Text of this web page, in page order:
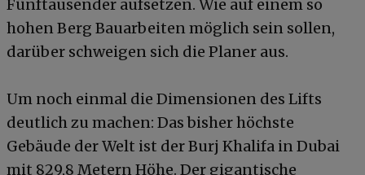
Fünftausender aufsetzen. Wie auf einem so
hohen Berg Bauarbeiten möglich sein sollen,
darüber schweigen sich die Planer aus.
Um noch einmal die Dimensionen des Lifts
deutlich zu machen: Das bisher höchste
Gebäude der Welt ist der Burj Khalifa in Dubai
mit 829,8 Metern Höhe. Der gigantische